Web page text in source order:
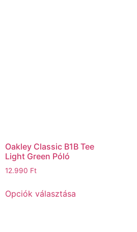
Oakley Classic B1B Tee
Light Green Póló
12.990 Ft
Opciók választása